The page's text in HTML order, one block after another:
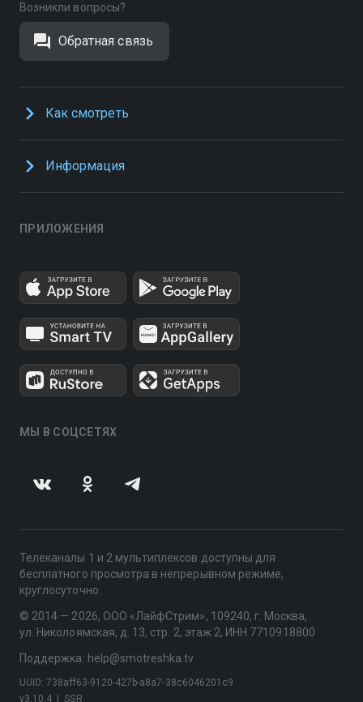
Возникли вопросы?
Обратная связь
Как смотреть
Информация
ПРИЛОЖЕНИЯ
МЫ В СОЦСЕТЯХ
Телеканалы 1 и 2 мультиплексов доступны для
бесплатного просмотра в непрерывном режиме,
круглосуточно.
© 2014 — 2026, ООО «ЛайфСтрим», 109240, г. Москва,
ул. Николоямская, д. 13, стр. 2, этаж 2, ИНН 7710918800
Поддержка: help@smotreshka.tv
v3.10.4 SSR
UUID: 738aff63-9120-427b-a8a7-38c6046201c9